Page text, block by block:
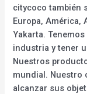
citycoco también
Europa, América,
Yakarta.
industria y tener
Nuestros
mundial. Nuestro
alcanzar sus